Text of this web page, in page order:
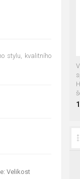
stylu, kvalitního
Velikost